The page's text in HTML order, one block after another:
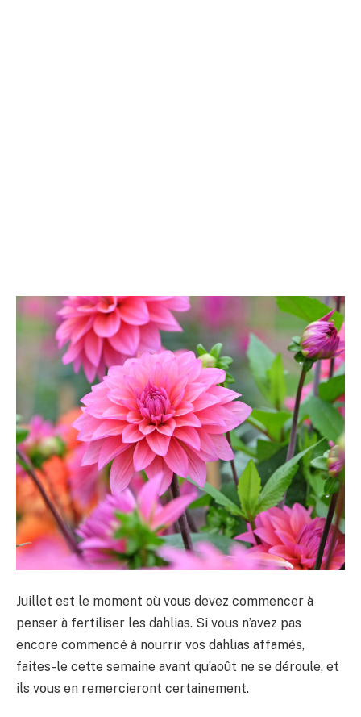
Juillet est le moment où vous devez commencer à
penser à fertiliser les dahlias. Si vous n’avez pas
encore commencé à nourrir vos dahlias affamés,
faites-le cette semaine avant qu’août ne se déroule, et
ils vous en remercieront certainement.